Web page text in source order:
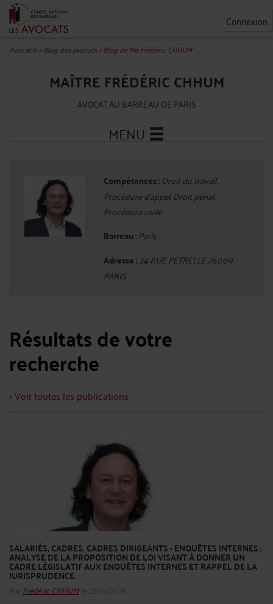
Connexion
Avocat.fr>Blog des avocats>Blog de Me Frédéric CHHUM
MAÎTRE FRÉDÉRIC CHHUM
AVOCAT AU BARREAU DE PARIS
MENU
Compétences : Droit du travail,
Procédure d'appel, Droit pénal,
Procédure civile
Barreau : Paris
Adresse :34 RUE PETRELLE 75009
PARIS
Résultats de votre
recherche
< Voir toutes les publications
SALARIÉS, CADRES, CADRES DIRIGEANTS - ENQUÊTES INTERNES :
ANALYSE DE LA PROPOSITION DE LOI VISANT À DONNER UN
CADRE LÉGISLATIF AUX ENQUÊTES INTERNES ET RAPPEL DE LA
JURISPRUDENCE.
Par Frédéric CHHUMle 22/01/2026